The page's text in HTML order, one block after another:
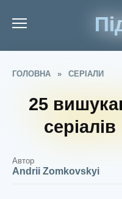
ГОЛОВНА » СЕРІАЛИ
25
Автор
Andrii Zomkovskyi